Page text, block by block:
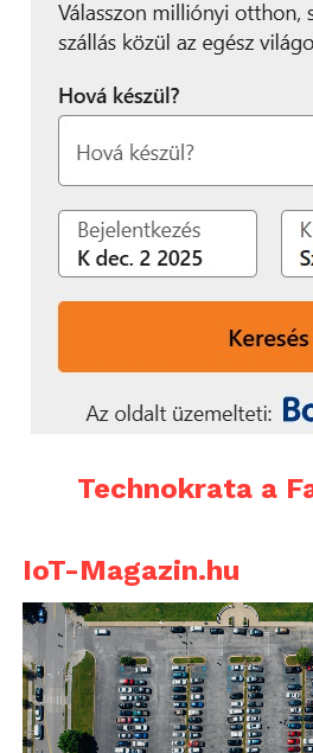
Technokrata a
IoT-Magazin.hu